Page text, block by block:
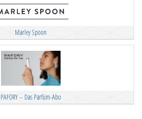
Marley Spoon
PAFORY – Das Parfüm-Abo